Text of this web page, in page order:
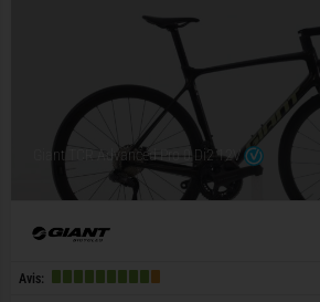
Giant TCR Advanced Pro 0 Di2 12V
Avis: